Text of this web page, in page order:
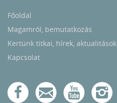
Főoldal
Magamról, bemutatkozás
Kertünk titkai, hírek, aktualitások
Kapcsolat